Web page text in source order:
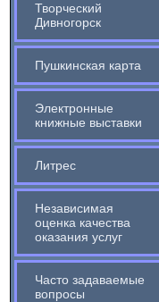
Творческий
Дивногорск
Пушкинская карта
Электронные
книжные выставки
Литрес
Независимая
оценка качества
оказания услуг
Часто задаваемые
вопросы